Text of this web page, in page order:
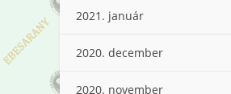
2021. január
2020. december
2020. november